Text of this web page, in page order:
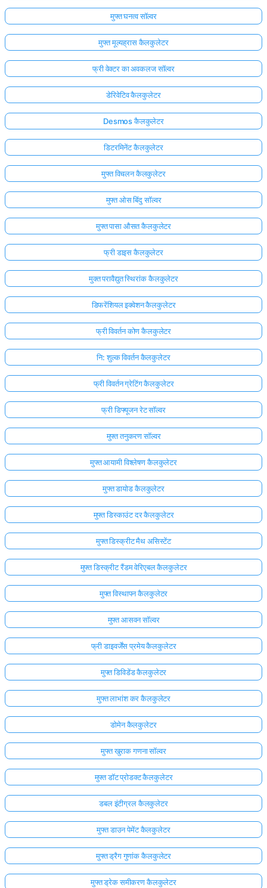
लॉग
इन
करें!
मुफ्त घनत्व सॉल्वर
मुफ्त मूल्यह्रास कैलकुलेटर
फ्री वेक्टर का अवकलज सॉल्वर
डेरिवेटिव कैलकुलेटर
Desmos कैलकुलेटर
डिटरमिनेंट कैलकुलेटर
मुफ्त विचलन कैलकुलेटर
मुफ्त ओस बिंदु सॉल्वर
मुफ्त पासा औसत कैलकुलेटर
फ्री डाइस कैलकुलेटर
मुक्त परावैद्युत स्थिरांक कैलकुलेटर
डिफरेंशियल इक्वेशन कैलकुलेटर
फ्री विवर्तन कोण कैलकुलेटर
नि: शुल्क विवर्तन कैलकुलेटर
फ्री विवर्तन ग्रेटिंग कैलकुलेटर
फ्री डिफ्यूजन रेट सॉल्वर
मुफ्त तनुकरण सॉल्वर
मुफ्त आयामी विश्लेषण कैलकुलेटर
मुफ्त डायोड कैलकुलेटर
मुफ्त डिस्काउंट दर कैलकुलेटर
मुफ्त डिस्क्रीट मैथ असिस्टेंट
मुफ्त डिस्क्रीट रैंडम वेरिएबल कैलकुलेटर
मुफ्त विस्थापन कैलकुलेटर
मुफ्त आसवन सॉल्वर
फ्री डाइवर्जेंस प्रमेय कैलकुलेटर
मुफ्त डिविडेंड कैलकुलेटर
मुफ्त लाभांश कर कैलकुलेटर
डोमेन कैलकुलेटर
मुफ्त खुराक गणना सॉल्वर
मुफ्त डॉट प्रोडक्ट कैलकुलेटर
डबल इंटीग्रल कैलकुलेटर
मुफ्त डाउन पेमेंट कैलकुलेटर
मुफ्त ड्रैग गुणांक कैलकुलेटर
मुफ्त ड्रेक समीकरण कैलकुलेटर